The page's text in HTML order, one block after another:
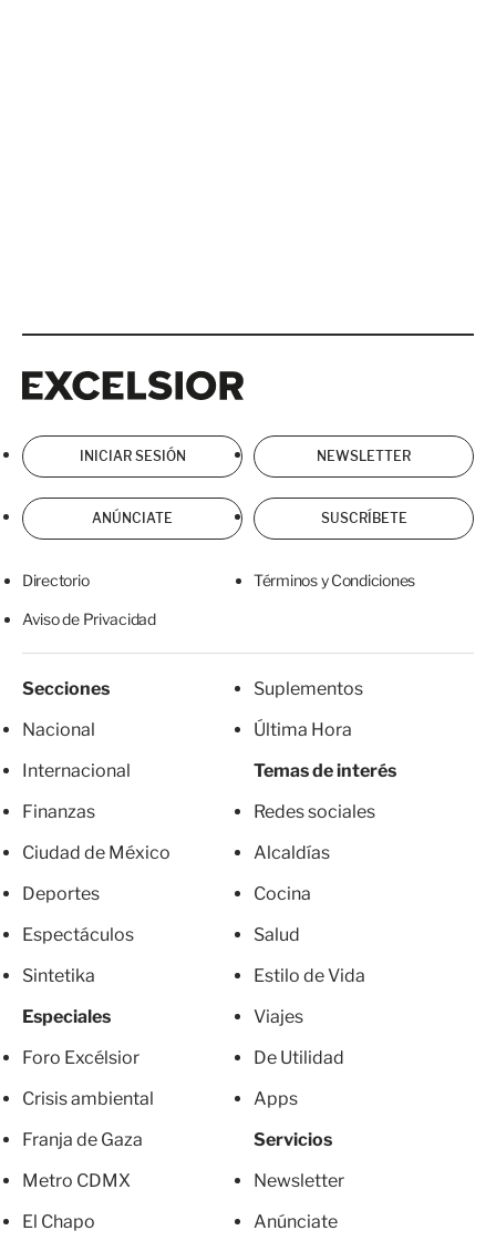
INICIAR SESIÓN NEWSLETTER
ANÚNCIATE SUSCRÍBETE
Directorio Términos y Condiciones
Aviso de Privacidad
Secciones
Nacional
Internacional
Finanzas
Ciudad de México
Deportes
Espectáculos
Sintetika
Especiales
Foro Excélsior
Crisis ambiental
Franja de Gaza
Metro CDMX
El Chapo
Suplementos
Última Hora
Temas de interés
Redes sociales
Alcaldías
Cocina
Salud
Estilo de Vida
Viajes
De Utilidad
Apps
Servicios
Newsletter
Anúnciate